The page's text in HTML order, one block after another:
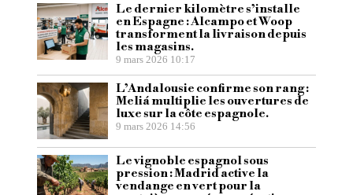
Le dernier kilomètre s’installe
en Espagne : Alcampo et Woop
transforment la livraison depuis
les magasins.
9 mars 2026 10:17
L’Andalousie confirme son rang :
Meliá multiplie les ouvertures de
luxe sur la côte espagnole.
9 mars 2026 14:56
Le vignoble espagnol sous
pression : Madrid active la
vendange en vert pour la